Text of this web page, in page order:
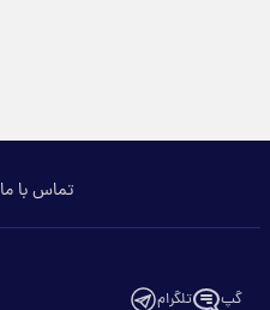
تماس با ما
گپ تلگرام